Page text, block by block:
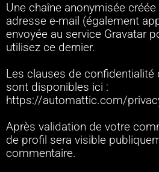
Une chaîne anonymisée
adresse e-mail (également
envoyée au service Gravatar
utilisez ce dernier.
Les clauses de confidentialité
sont disponibles ici :
https://automattic.com/
Après validation de votre
de profil sera visible
commentaire.